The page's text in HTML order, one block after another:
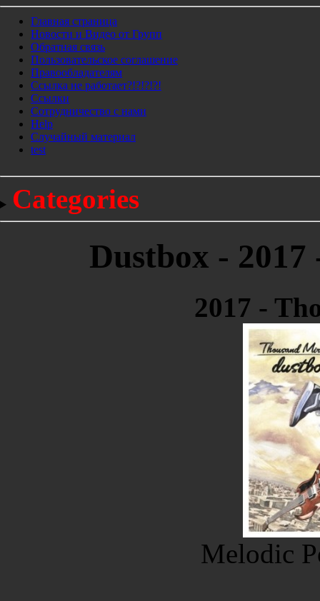
Главная страница
Новости и Видео от Групп
Обратная связь
Пользовательское соглашение
Правообладателям
Ссылка не работает?!?!?!?!
Ссылки
Сотрудничество с нами
Help
Cлучайный материал
test
Categories
Dustbox -
2017 -
Melodic